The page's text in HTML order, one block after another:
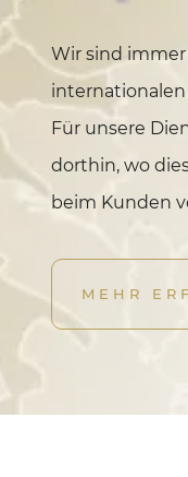
Wir sind
Für unsere
dorthin, wo
beim Kunden
MEHR